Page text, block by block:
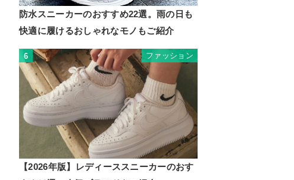
防水スニーカーのおすすめ22選。雨の日も
快適に履けるおしゃれなモノもご紹介
6 ファッション
【2026年版】レディーススニーカーのおす